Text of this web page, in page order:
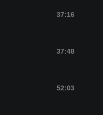
37:16
37:48
52:03